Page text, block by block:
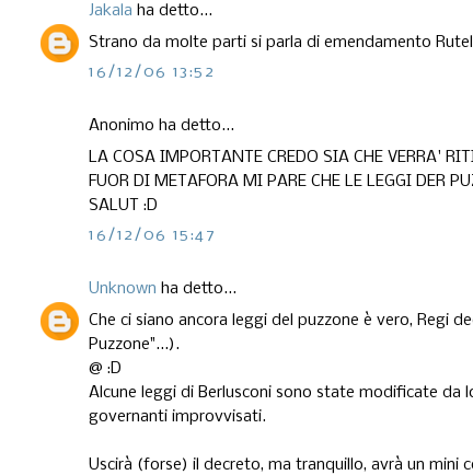
Jakala ha detto...
Strano da molte parti si parla di emendamento
16/12/06 13:52
Anonimo ha detto...
LA COSA IMPORTANTE CREDO SIA CHE VERRA'
FUOR DI METAFORA MI PARE CHE LE LEGGI DER
SALUT :D
16/12/06 15:47
Unknown ha detto...
Che ci siano ancora leggi del puzzone è vero, Regi
Puzzone"...).
@ :D
Alcune leggi di Berlusconi sono state modificate
governanti improvvisati.
Uscirà (forse) il decreto, ma tranquillo, avrà un mini